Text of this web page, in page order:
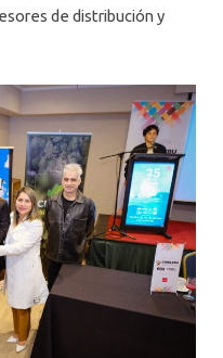
de distribución y